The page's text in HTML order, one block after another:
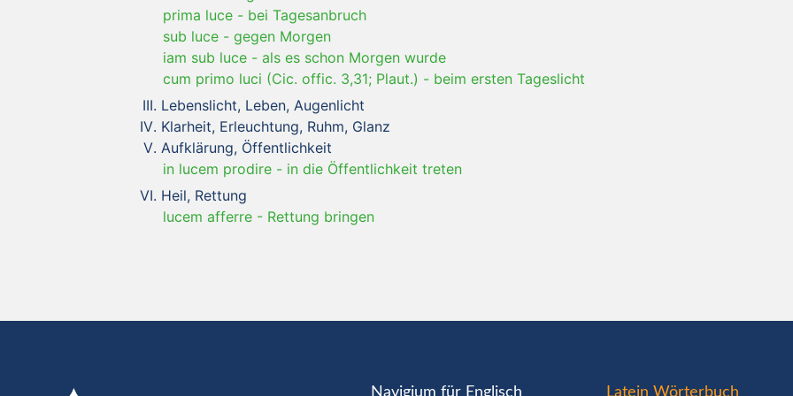
prima luce - bei Tagesanbruch
sub luce - gegen Morgen
iam sub luce - als es schon Morgen wurde
cum primo luci (Cic. offic. 3,31; Plaut.) - beim ersten Tageslicht
Lebenslicht, Leben, Augenlicht
Klarheit, Erleuchtung, Ruhm, Glanz
Aufklärung, Öffentlichkeit
in lucem prodire - in die Öffentlichkeit treten
Heil, Rettung
lucem afferre - Rettung bringen
Navigium für Englisch Latein Wörterbuch